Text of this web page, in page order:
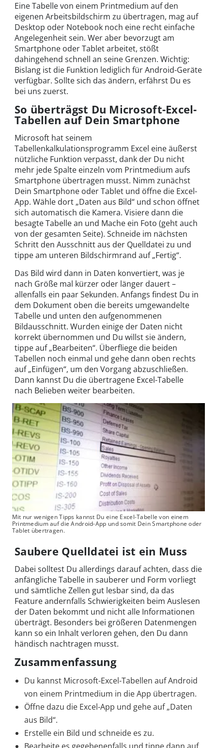
Eine Tabelle von einem Printmedium auf den
eigenen Arbeitsbildschirm zu übertragen, mag auf
Desktop oder Notebook noch eine recht einfache
Angelegenheit sein. Wer aber bevorzugt am
Smartphone oder Tablet arbeitet, stößt
dahingehend schnell an seine Grenzen. Wichtig:
Bislang ist die Funktion lediglich für Android-Geräte
verfügbar. Sollte sich das ändern, erfährst Du es
bei uns zuerst.
So überträgst Du Microsoft-Excel-
Tabellen auf Dein Smartphone
Microsoft hat seinem
Tabellenkalkulationsprogramm Excel eine äußerst
nützliche Funktion verpasst, dank der Du nicht
mehr jede Spalte einzeln vom Printmedium aufs
Smartphone übertragen musst. Nimm zunächst
Dein Smartphone oder Tablet und öffne die Excel-
App. Wähle dort „Daten aus Bild“ und schon öffnet
sich automatisch die Kamera. Visiere dann die
besagte Tabelle an und Mache ein Foto (geht auch
von der gesamten Seite). Schneide im nächsten
Schritt den Ausschnitt aus der Quelldatei zu und
tippe am unteren Bildschirmrand auf „Fertig“.
Das Bild wird dann in Daten konvertiert, was je
nach Größe mal kürzer oder länger dauert –
allenfalls ein paar Sekunden. Anfangs findest Du in
dem Dokument oben die bereits umgewandelte
Tabelle und unten den aufgenommenen
Bildausschnitt. Wurden einige der Daten nicht
korrekt übernommen und Du willst sie ändern,
tippe auf „Bearbeiten“. Überfliege die beiden
Tabellen noch einmal und gehe dann oben rechts
auf „Einfügen“, um den Vorgang abzuschließen.
Dann kannst Du die übertragene Excel-Tabelle
nach Belieben weiter bearbeiten.
Mit nur wenigen Tipps kannst Du eine Excel-Tabelle von einem
Printmedium auf die Android-App und somit Dein Smartphone oder
Tablet übertragen.
Saubere Quelldatei ist ein Muss
Dabei solltest Du allerdings darauf achten, dass die
anfängliche Tabelle in sauberer und Form vorliegt
und sämtliche Zellen gut lesbar sind, da das
Feature andernfalls Schwierigkeiten beim Auslesen
der Daten bekommt und nicht alle Informationen
überträgt. Besonders bei größeren Datenmengen
kann so ein Inhalt verloren gehen, den Du dann
händisch nachtragen musst.
Zusammenfassung
Du kannst Microsoft-Excel-Tabellen auf Android
von einem Printmedium in die App übertragen.
Öffne dazu die Excel-App und gehe auf „Daten
aus Bild“.
Erstelle ein Bild und schneide es zu.